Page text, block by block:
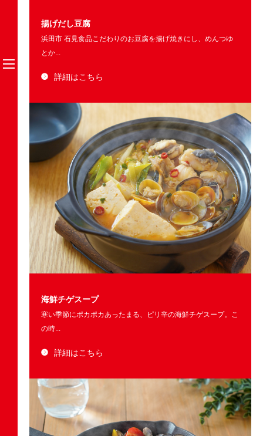
揚げだし豆腐
浜田市 石見食品こだわりのお豆腐を揚げ焼きにし、めんつゆ
とか...
詳細はこちら
海鮮チゲスープ
寒い季節にポカポカあったまる、ピリ辛の海鮮チゲスープ。こ
の時...
詳細はこちら